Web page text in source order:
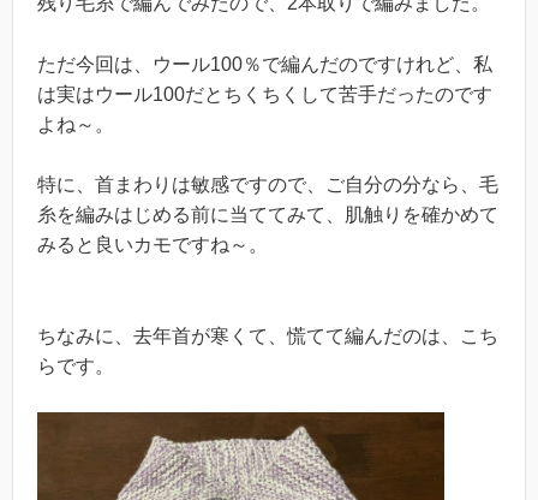
ただ今回は、ウール100％で編んだのですけれど、私
は実はウール100だとちくちくして苦手だったのです
よね～。
特に、首まわりは敏感ですので、ご自分の分なら、毛
糸を編みはじめる前に当ててみて、肌触りを確かめて
みると良いカモですね～。
ちなみに、去年首が寒くて、慌てて編んだのは、こち
らです。